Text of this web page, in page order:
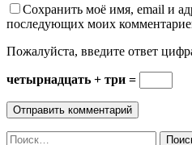
Сохранить моё имя, email и
последующих моих
Пожалуйста, введите ответ
четырнадцать + три =
Найти: